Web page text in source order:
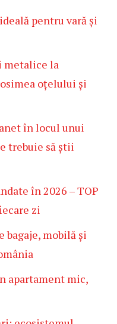
pentru vară și
metalice la
oțelului și
în locul unui
trebuie să știi
în 2026 – TOP
zi
mobilă și
apartament mic,